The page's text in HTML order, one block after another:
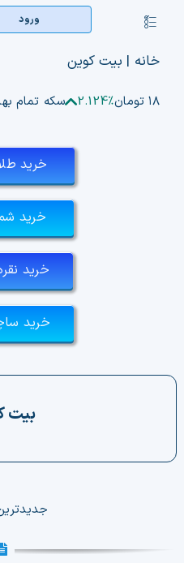
content
کنترلر
صفحه‌بندی
صفحه اصلی
بازار ارزها
تابلوخوانی ارزهای دیجیتال
دسته‌بندی ارزها
ورود
خانه | بیت کوین
تومان 2.124% سکه تمام
خرید طلا ۱۸
خرید
خرید
خرید
بیت